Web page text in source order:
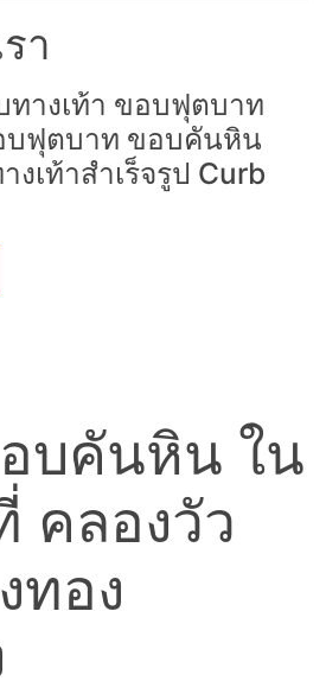
า
างเท้า ขอบฟุตบาท
ฟุตบาท ขอบคันหิน
เท้าสำเร็จรูป Curb
บคันหิน ใน
คลองวัว
ทอง